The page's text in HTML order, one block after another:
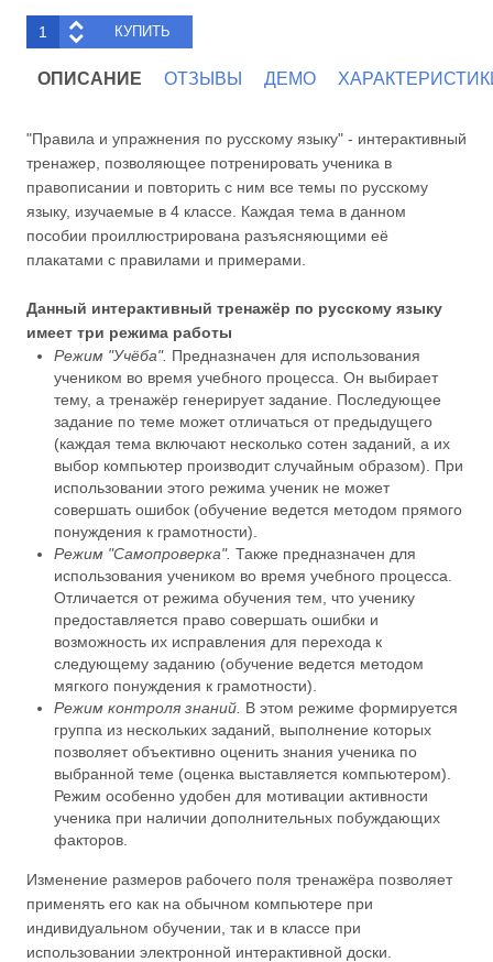
ОПИСАНИЕ ОТЗЫВЫ ДЕМО
"Правила и упражнения по русскому языку" - интерактивный
тренажер, позволяющее потренировать ученика в
правописании и повторить с ним все темы по русскому
языку, изучаемые в 4 классе. Каждая тема в данном
пособии проиллюстрирована разъясняющими её
плакатами с правилами и примерами.
Данный интерактивный тренажёр по русскому языку
имеет три режима работы
Режим "Учёба". Предназначен для использования
учеником во время учебного процесса. Он выбирает
тему, а тренажёр генерирует задание. Последующее
задание по теме может отличаться от предыдущего
(каждая тема включают несколько сотен заданий, а их
выбор компьютер производит случайным образом). При
использовании этого режима ученик не может
совершать ошибок (обучение ведется методом прямого
понуждения к грамотности).
Режим "Самопроверка". Также предназначен для
использования учеником во время учебного процесса.
Отличается от режима обучения тем, что ученику
предоставляется право совершать ошибки и
возможность их исправления для перехода к
следующему заданию (обучение ведется методом
мягкого понуждения к грамотности).
Режим контроля знаний. В этом режиме формируется
группа из нескольких заданий, выполнение которых
позволяет объективно оценить знания ученика по
выбранной теме (оценка выставляется компьютером).
Режим особенно удобен для мотивации активности
ученика при наличии дополнительных побуждающих
факторов.
Изменение размеров рабочего поля тренажёра позволяет
применять его как на обычном компьютере при
индивидуальном обучении, так и в классе при
использовании электронной интерактивной доски.